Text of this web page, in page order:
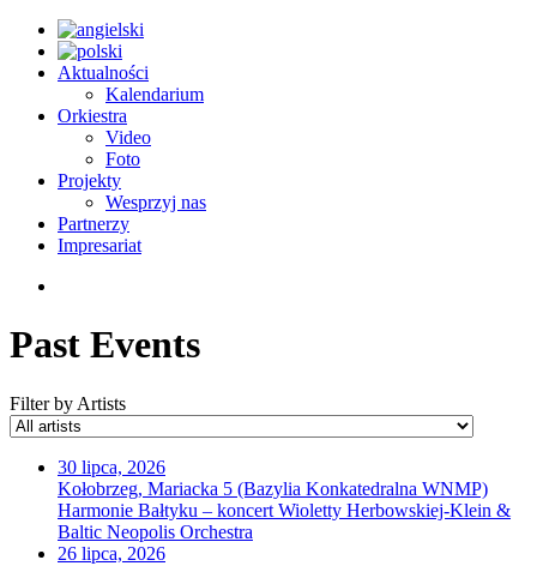
Aktualności
Kalendarium
Orkiestra
Video
Foto
Projekty
Wesprzyj nas
Partnerzy
Impresariat
Past Events
Filter by Artists
30 lipca, 2026
Kołobrzeg, Mariacka 5 (Bazylia Konkatedralna WNMP)
Harmonie Bałtyku – koncert Wioletty Herbowskiej-Klein &
Baltic Neopolis Orchestra
26 lipca, 2026